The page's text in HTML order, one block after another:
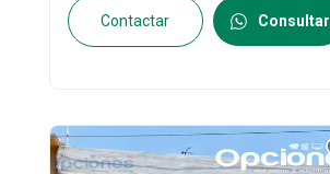
Contactar Consultar